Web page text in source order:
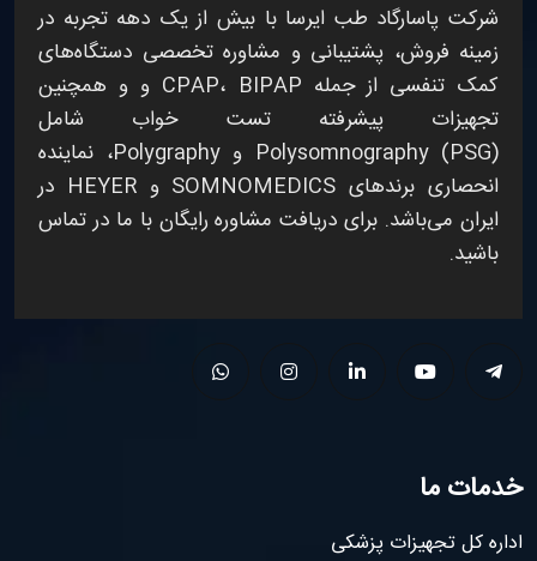
شرکت پاسارگاد طب ایرسا با بیش از یک دهه تجربه در
زمینه فروش، پشتیبانی و مشاوره تخصصی دستگاه‌های
کمک تنفسی از جمله CPAP، BIPAP و و همچنین
تجهیزات پیشرفتهتست خواب شامل
Polysomnography (PSG) وPolygraphy، نماینده
انحصاری برندهای SOMNOMEDICS وHEYER در
ایران می‌باشد. برای دریافت مشاوره رایگان با ما در تماس
باشید.
خدمات ما
اداره کل تجهیزات پزشکی